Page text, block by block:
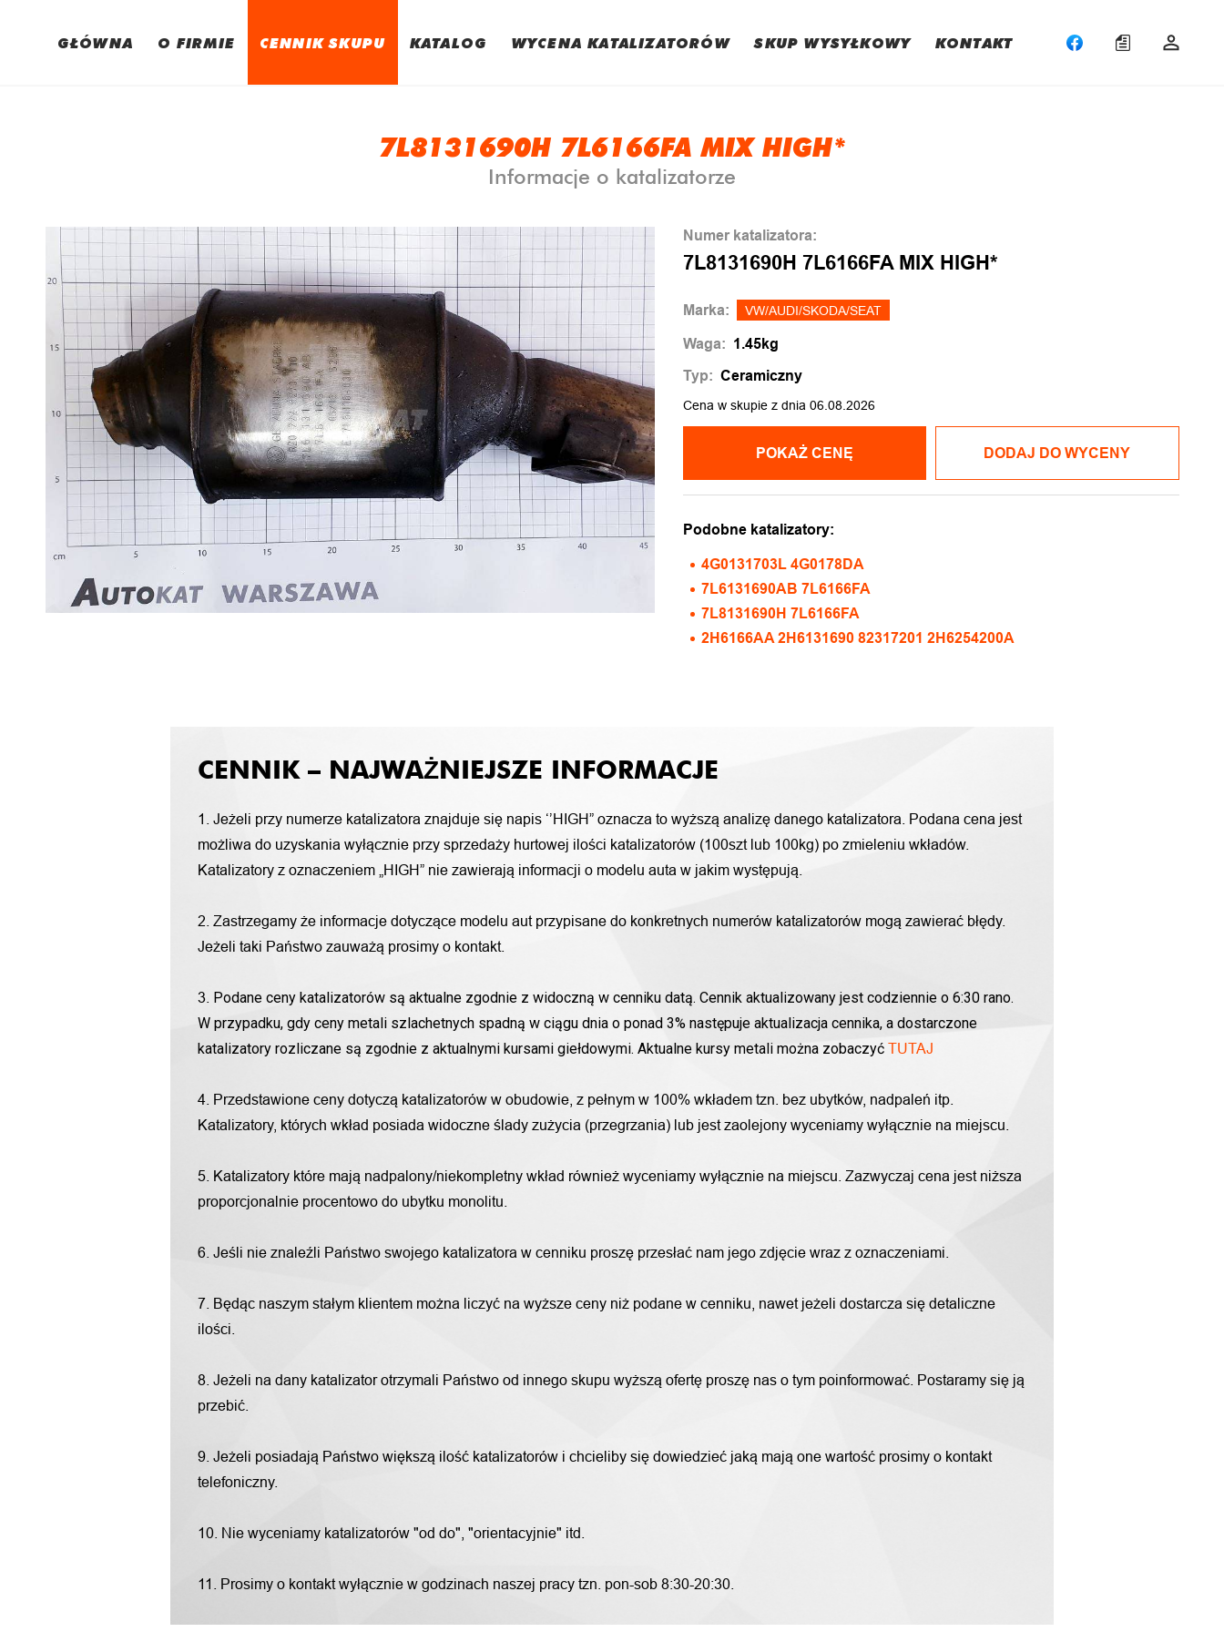
GŁÓWNA O FIRMIE CENNIK SKUPU KATALOG WYCENA KATALIZATORÓW SKUP WYSYŁKOWY KONTAKT
7L8131690H 7L6166FA MIX HIGH*
Informacje o katalizatorze
Numer katalizatora:
7L8131690H 7L6166FA MIX HIGH*
Marka: VW/AUDI/SKODA/SEAT
Waga: 1.45kg
Typ: Ceramiczny
Cena w skupie z dnia 06.08.2026
POKAŻ CENĘ DODAJ DO WYCENY
Podobne katalizatory:
4G0131703L 4G0178DA
7L6131690AB 7L6166FA
7L8131690H 7L6166FA
2H6166AA 2H6131690 82317201 2H6254200A
CENNIK – NAJWAŻNIEJSZE INFORMACJE
1. Jeżeli przy numerze katalizatora znajduje się napis ‘’HIGH” oznacza to wyższą analizę danego katalizatora. Podana cena jest
możliwa do uzyskania wyłącznie przy sprzedaży hurtowej ilości katalizatorów (100szt lub 100kg) po zmieleniu wkładów.
Katalizatory z oznaczeniem „HIGH” nie zawierają informacji o modelu auta w jakim występują.
2. Zastrzegamy że informacje dotyczące modelu aut przypisane do konkretnych numerów katalizatorów mogą zawierać błędy.
Jeżeli taki Państwo zauważą prosimy o kontakt.
3. Podane ceny katalizatorów są aktualne zgodnie z widoczną w cenniku datą. Cennik aktualizowany jest codziennie o 6:30 rano.
W przypadku, gdy ceny metali szlachetnych spadną w ciągu dnia o ponad 3% następuje aktualizacja cennika, a dostarczone
katalizatory rozliczane są zgodnie z aktualnymi kursami giełdowymi. Aktualne kursy metali można zobaczyć TUTAJ
4. Przedstawione ceny dotyczą katalizatorów w obudowie, z pełnym w 100% wkładem tzn. bez ubytków, nadpaleń itp.
Katalizatory, których wkład posiada widoczne ślady zużycia (przegrzania) lub jest zaolejony wyceniamy wyłącznie na miejscu.
5. Katalizatory które mają nadpalony/niekompletny wkład również wyceniamy wyłącznie na miejscu. Zazwyczaj cena jest niższa
proporcjonalnie procentowo do ubytku monolitu.
6. Jeśli nie znaleźli Państwo swojego katalizatora w cenniku proszę przesłać nam jego zdjęcie wraz z oznaczeniami.
7. Będąc naszym stałym klientem można liczyć na wyższe ceny niż podane w cenniku, nawet jeżeli dostarcza się detaliczne
ilości.
8. Jeżeli na dany katalizator otrzymali Państwo od innego skupu wyższą ofertę proszę nas o tym poinformować. Postaramy się ją
przebić.
9. Jeżeli posiadają Państwo większą ilość katalizatorów i chcieliby się dowiedzieć jaką mają one wartość prosimy o kontakt
telefoniczny.
10. Nie wyceniamy katalizatorów "od do", "orientacyjnie" itd.
11. Prosimy o kontakt wyłącznie w godzinach naszej pracy tzn. pon-sob 8:30-20:30.